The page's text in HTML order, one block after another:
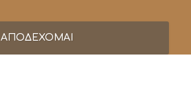
ΑΠΟΔΕΧΟΜΑΙ